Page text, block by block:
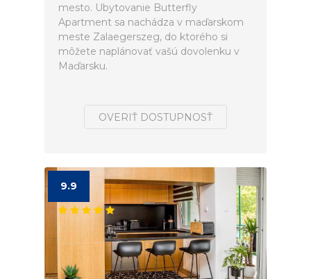
mesto. Ubytovanie Butterfly
Apartment sa nachádza v maďarskom
meste Zalaegerszeg, do ktorého si
môžete naplánovať vašú dovolenku v
Maďarsku.
OVERIŤ DOSTUPNOSŤ
9.9